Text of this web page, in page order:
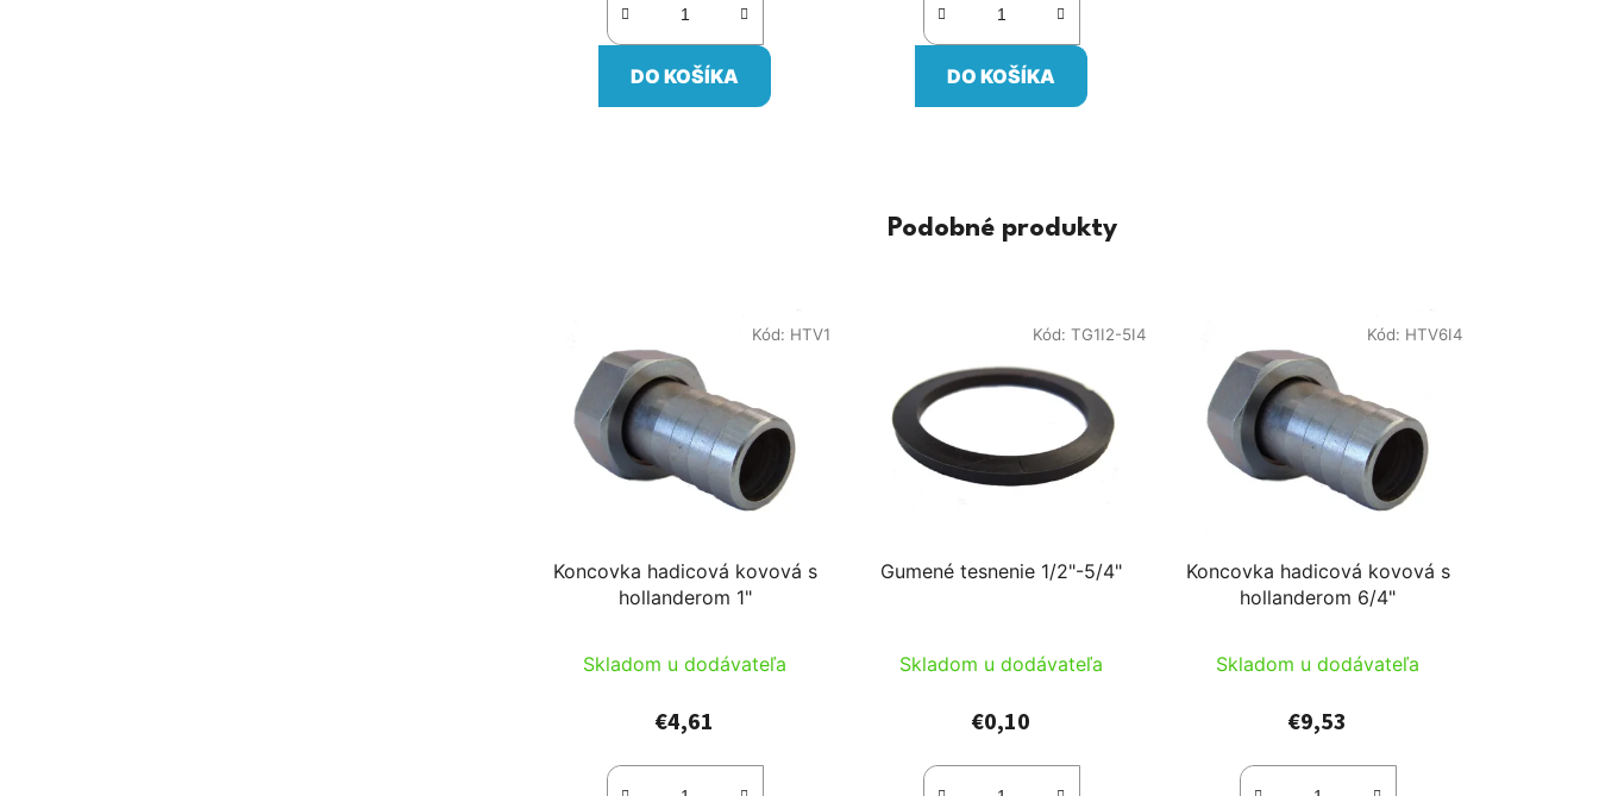
DO KOŠÍKA DO KOŠÍKA
Podobné produkty
Koncovka hadicová kovová s
hollanderom 1"
Skladom u dodávateľa
€4,61
Kód: HTV1
Gumené tesnenie 1/2"-5/4"
Skladom u dodávateľa
€0,10
Kód: TG1I2-5I4
Koncovka hadicová kovová s
hollanderom 6/4"
Skladom u dodávateľa
€9,53
Kód: HTV6I4